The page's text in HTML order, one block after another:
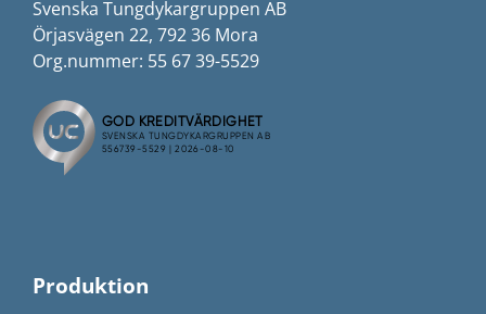
Svenska Tungdykargruppen AB
Örjasvägen 22, 792 36 Mora
Org.nummer: 55 67 39-5529
Produktion